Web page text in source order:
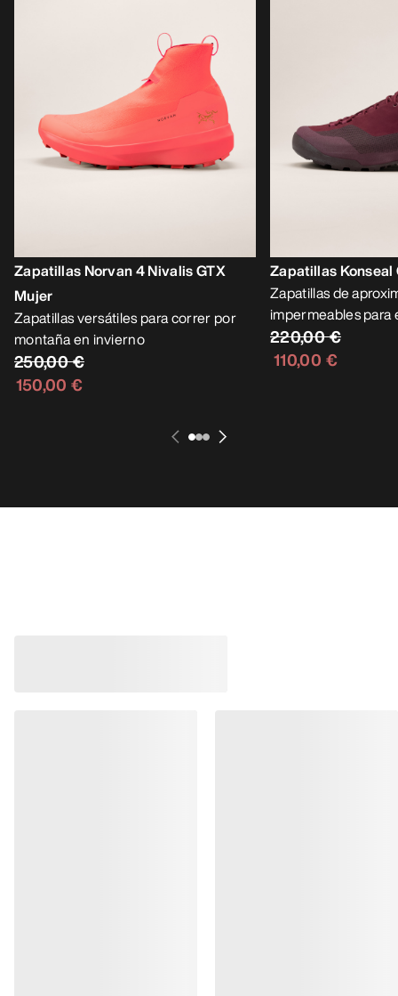
Zapatillas Norvan 4 Nivalis GTX
Mujer
Zapatillas versátiles para correr por
montaña en invierno
250,00 €
150,00 €
Zapatillas Konseal
Zapatillas de
impermeables
220,00 €
110,00 €